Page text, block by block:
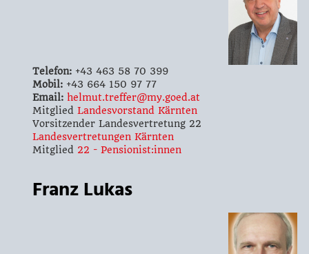
Telefon:+43 463 58 70 399
Mobil:+43 664 150 97 77
Email: helmut.treffer@my.goed.at
Mitglied Landesvorstand Kärnten
Vorsitzender Landesvertretung 22
Landesvertretungen Kärnten
Mitglied 22 - Pensionist:innen
Franz Lukas